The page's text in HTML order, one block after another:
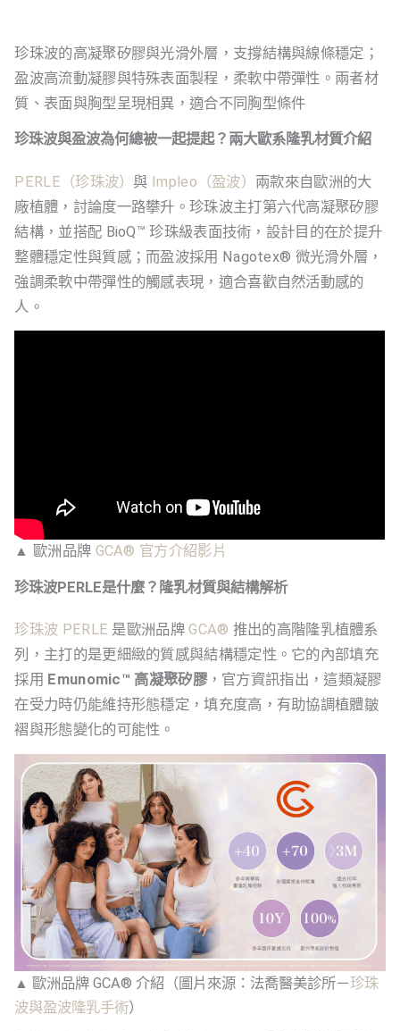
珍珠波的高凝聚矽膠與光滑外層，支撐結構與線條穩定；
盈波高流動凝膠與特殊表面製程，柔軟中帶彈性。兩者材
質、表面與胸型呈現相異，適合不同胸型條件
珍珠波與盈波為何總被一起提起？兩大歐系隆乳材質介紹
PERLE（珍珠波）與 Impleo（盈波） 兩款來自歐洲的大
廠植體，討論度一路攀升。珍珠波主打第六代高凝聚矽膠
結構，並搭配 BioQ™ 珍珠級表面技術，設計目的在於提升
整體穩定性與質感；而盈波採用 Nagotex® 微光滑外層，
強調柔軟中帶彈性的觸感表現，適合喜歡自然活動感的
人。
▲ 歐洲品牌 GCA® 官方介紹影片
珍珠波PERLE是什麼？隆乳材質與結構解析
珍珠波 PERLE 是歐洲品牌GCA® 推出的高階隆乳植體系
列，主打的是更細緻的質感與結構穩定性。它的內部填充
採用 Emunomic™ 高凝聚矽膠，官方資訊指出，這類凝膠
在受力時仍能維持形態穩定，填充度高，有助協調植體皺
褶與形態變化的可能性。
▲ 歐洲品牌 GCA® 介紹（圖片來源：法喬醫美診所－珍珠
波與盈波隆乳手術）